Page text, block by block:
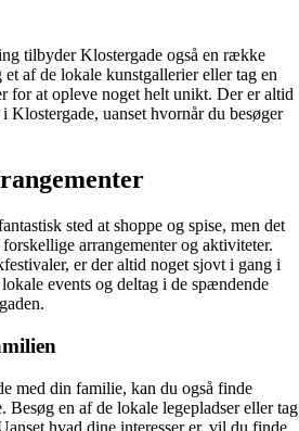
tilbyder Klostergade også en række
af de lokale kunstgallerier eller tag en
for at opleve noget helt unikt. Der er altid
Klostergade, uanset hvornår du besøger
sted at shoppe og spise, men det
arrangementer og aktiviteter.
er der altid noget sjovt i gang i
events og deltag i de spændende
med din familie, kan du også finde
Besøg en af de lokale legepladser eller tag
hvad dine interesser er, vil du finde